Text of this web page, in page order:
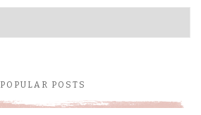
POPULAR POSTS